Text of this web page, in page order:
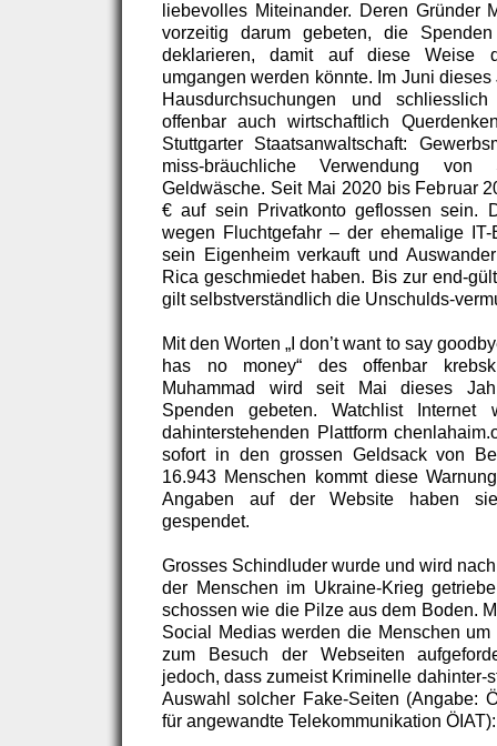
liebevolles Miteinander. Deren Gründer
vorzeitig darum gebeten, die
deklarieren, damit auf diese Weise
umgangen werden könnte. Im Juni
Hausdurchsuchungen und
offenbar auch wirtschaftlich
Stuttgarter Staatsanwaltschaft:
miss-bräuchliche Verwendung von
Geldwäsche. Seit Mai 2020 bis Februar
€ auf sein Privatkonto geflossen sein.
wegen Fluchtgefahr – der ehemalige
sein Eigenheim verkauft und
Rica geschmiedet haben. Bis zur end-
gilt selbstverständlich die Unschulds-
Mit den Worten „I don’t want to say
has no money“ des offenbar
Muhammad wird seit Mai dieses
Spenden gebeten. Watchlist
dahinterstehenden Plattform
sofort in den grossen Geldsack von
16.943 Menschen kommt diese
Angaben auf der Website haben
gespendet.
Grosses Schindluder wurde und wird
der Menschen im Ukraine-Krieg
schossen wie die Pilze aus dem Boden.
Social Medias werden die Menschen
zum Besuch der Webseiten
jedoch, dass zumeist Kriminelle dahinter-
Auswahl solcher Fake-Seiten (Angabe:
für angewandte Telekommunikation ÖIAT):